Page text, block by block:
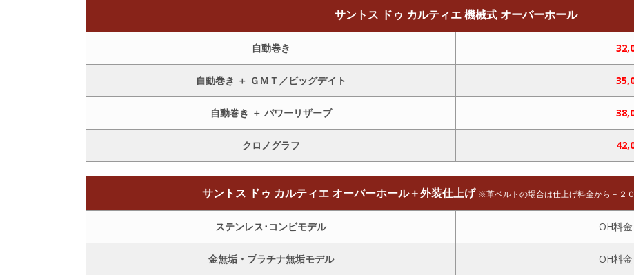
サントス ドゥ カルティエ 機械式 オーバーホール
自動巻き
自動巻き ＋ ＧＭＴ／ビッグデイト
自動巻き ＋ パワーリザーブ
クロノグラフ
サントス ドゥ カルティエ オーバーホール＋外装仕上げ ※革ベルトの場合は仕上げ料金から－２
ステンレス･コンビモデル OH料金
金無垢・プラチナ無垢モデル OH料金